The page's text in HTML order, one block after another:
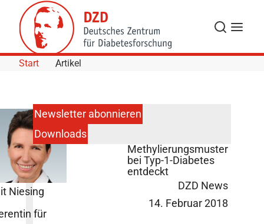
Skip to Content
Suche
Start Artikel
Methylierungsmuster
bei Typ-1-Diabetes
entdeckt
DZD News
14. Februar 2018
Niesing
für
Newsletter abonnieren
Downloads